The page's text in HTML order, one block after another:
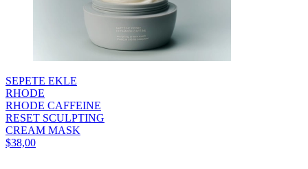
SEPETE EKLE
RHODE
RHODE CAFFEINE
RESET SCULPTING
CREAM MASK
$38,00